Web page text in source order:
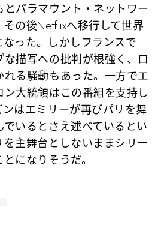
パラマウント・ネットワー
の後Netflixへ移行して世界
った。しかしフランスで
描写への批判が根強く、ロ
る騒動もあった。一方でエ
大統領はこの番組を支持し
はエミリーが再びパリを舞
いるとさえ述べているとい
を主舞台としないままシリー
になりそうだ。